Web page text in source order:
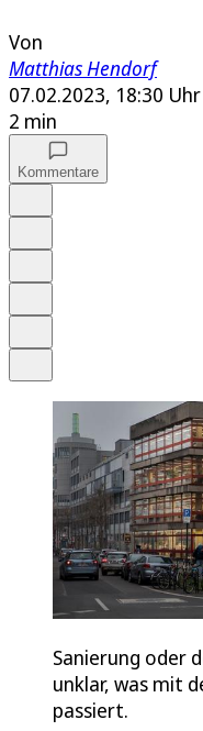
Von
Matthias Hendorf
07.02.2023, 18:30 Uhr
2 min
Kommentare
Sanierung oder
unklar, was mit
passiert.